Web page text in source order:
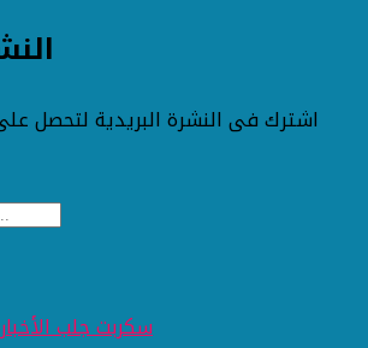
اشترك فى النشرة البريدية لتحصل